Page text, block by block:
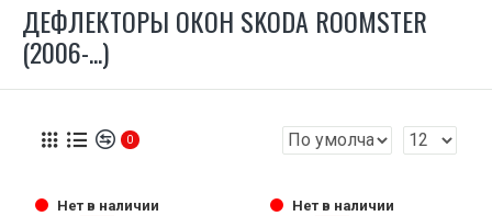
ДЕФЛЕКТОРЫ ОКОН SKODA ROOMSTER
(2006-...)
0
Нет в наличии Нет в наличии